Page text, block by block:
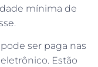
mínima de
ser paga nas
Estão